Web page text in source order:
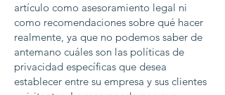
artículo como asesoramiento legal ni
como recomendaciones sobre qué hacer
realmente, ya que no podemos saber de
antemano cuáles son las políticas de
privacidad específicas que desea
establecer entre su empresa y sus clientes